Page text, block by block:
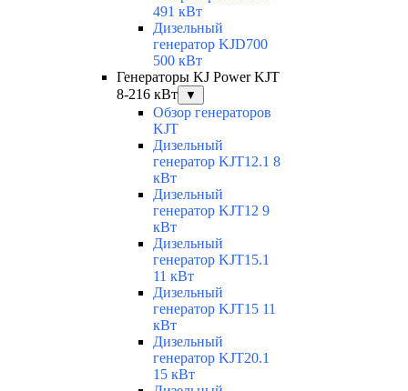
491 кВт
Дизельный
генератор KJD700
500 кВт
Генераторы KJ Power KJT
8-216 кВт
▼
Обзор генераторов
KJT
Дизельный
генератор KJT12.1 8
кВт
Дизельный
генератор KJT12 9
кВт
Дизельный
генератор KJT15.1
11 кВт
Дизельный
генератор KJT15 11
кВт
Дизельный
генератор KJT20.1
15 кВт